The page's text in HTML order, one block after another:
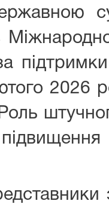
за
2026